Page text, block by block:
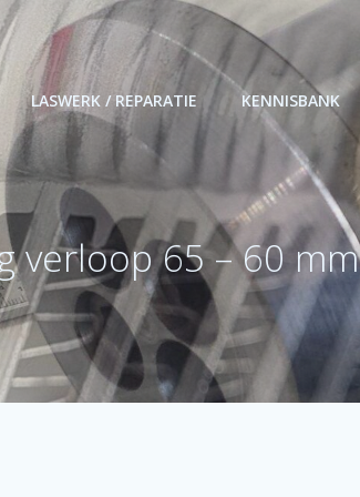
LASWERK / REPARATIE KENNISBANK
verloop 65 – 60 mm